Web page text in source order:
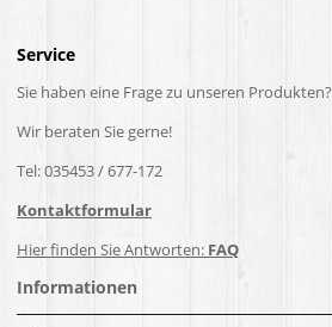
Service
Sie haben eine Frage zu unseren Produkten?
Wir beraten Sie gerne!
Tel: 035453 / 677-172
Kontaktformular
Hier finden Sie Antworten: FAQ
Informationen